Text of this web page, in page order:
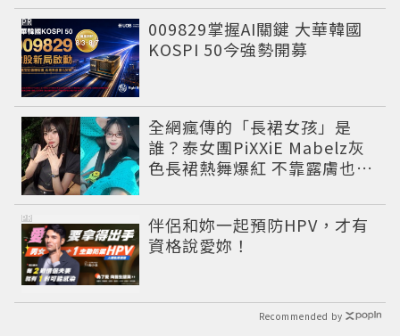
009829掌握AI關鍵 大華韓國
KOSPI 50今強勢開募
PR
全網瘋傳的「長裙女孩」是
誰？泰女團PiXXiE Mabelz灰
色長裙熱舞爆紅 不靠露膚也能
伴侶和妳一起預防HPV，才有
資格說愛妳！
PR
Recommended by